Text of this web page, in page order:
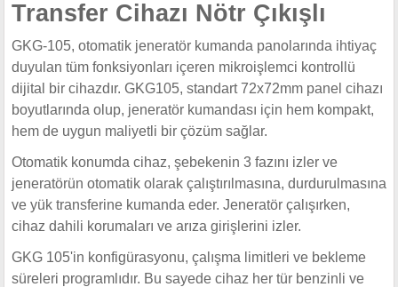
Transfer Cihazı Nötr Çıkışlı
GKG-105, otomatik jeneratör kumanda panolarında ihtiyaç
duyulan tüm fonksiyonları içeren mikroişlemci kontrollü
dijital bir cihazdır. GKG105, standart 72x72mm panel cihazı
boyutlarında olup, jeneratör kumandası için hem kompakt,
hem de uygun maliyetli bir çözüm sağlar.
Otomatik konumda cihaz, şebekenin 3 fazını izler ve
jeneratörün otomatik olarak çalıştırılmasına, durdurulmasına
ve yük transferine kumanda eder. Jeneratör çalışırken,
cihaz dahili korumaları ve arıza girişlerini izler.
GKG 105'in konfigürasyonu, çalışma limitleri ve bekleme
süreleri programlıdır. Bu sayede cihaz her tür benzinli ve